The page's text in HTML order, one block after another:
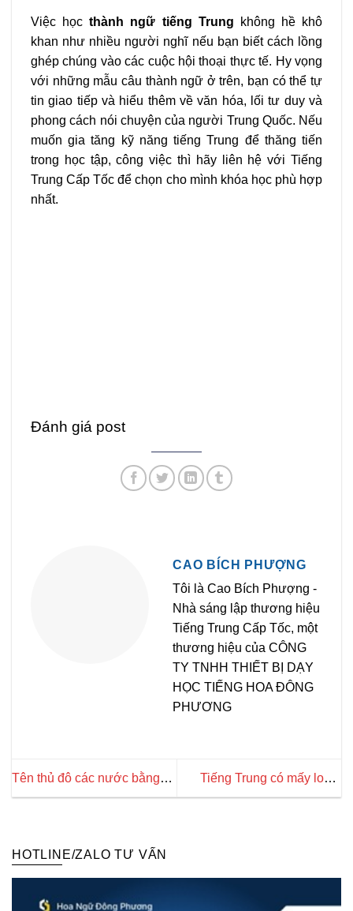
Việc họcthành ngữ tiếng Trung không hề khô
khan như nhiều người nghĩ nếu bạn biết cách lồng
ghép chúng vào các cuộc hội thoại thực tế. Hy vọng
với những mẫu câu thành ngữ ở trên, bạn có thể tự
tin giao tiếp và hiểu thêm về văn hóa, lối tư duy và
phong cách nói chuyện của người Trung Quốc. Nếu
muốn gia tăng kỹ năng tiếng Trung để thăng tiến
trong học tập, công việc thì hãy liên hệ với Tiếng
Trung Cấp Tốc để chọn cho mình khóa học phù hợp
nhất.
Đánh giá post
CAO BÍCH PHƯỢNG
Tôi là Cao Bích Phượng -
Nhà sáng lập thương hiệu
Tiếng Trung Cấp Tốc, một
thương hiệu của CÔNG
TY TNHH THIẾT BỊ DẠY
HỌC TIẾNG HOA ĐÔNG
PHƯƠNG
Tên thủ đô các nước bằng
tiếng Trung học nhanh nhớ
Tiếng Trung có mấy loại?
Các khu vực địa lý sử dụng
HOTLINE/ZALO TƯ VẤN